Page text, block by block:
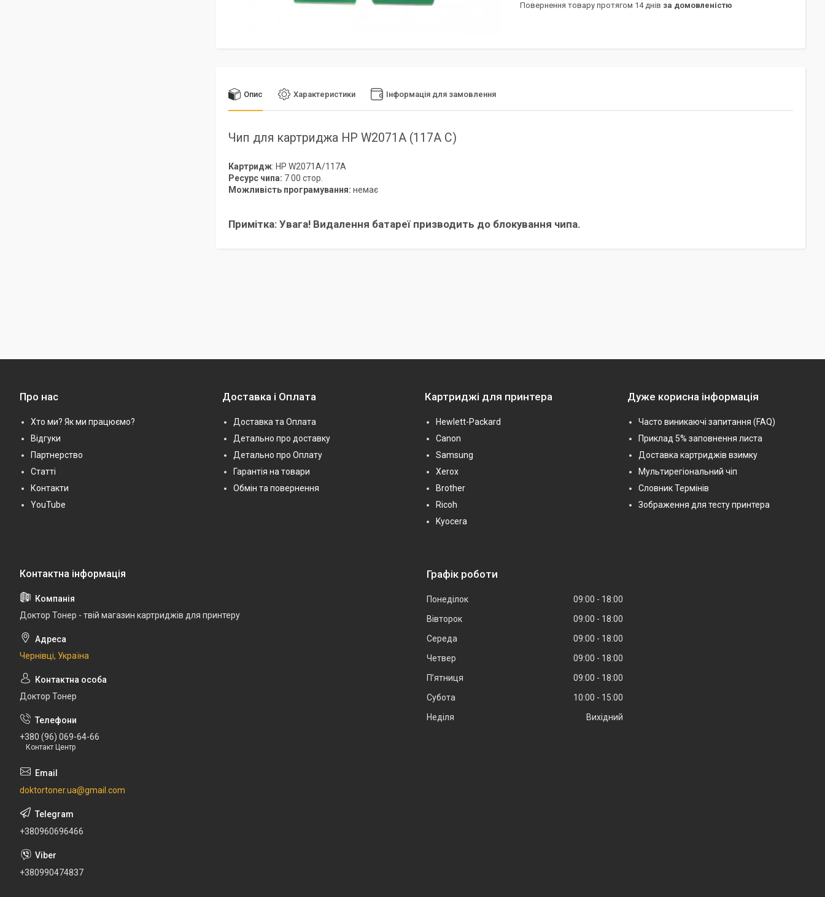
повернення товару протягом 14 днів за домовленістю
Опис Характеристики Інформація для замовлення
Чип для картриджа HP W2071A (117A С)
Картридж: HP W2071A/117A
Ресурс чипа: 7 00 стор.
Можливість програмування: немає
Примітка: Увага! Видалення батареї призводить до блокування чипа.
Про нас
Хто ми? Як ми працюємо?
Відгуки
Партнерство
Статті
Контакти
YouTube
Доставка і Оплата
Доставка та Оплата
Детально про доставку
Детально про Оплату
Гарантія на товари
Обмін та повернення
Картриджі для принтера
Hewlett-Packard
Canon
Samsung
Xerox
Brother
Ricoh
Kyocera
Дуже корисна інформація
Часто виникаючі запитання (FAQ)
Приклад 5% заповнення листа
Доставка картриджів взимку
Мультирегіональний чіп
Словник Термінів
Зображення для тесту принтера
Доктор Тонер - твій магазин картриджів для принтеру
Чернівці, Україна
Доктор Тонер
+380 (96) 069-64-66
Контакт Центр
doktortoner.ua@gmail.com
+380960696466
+380990474837
Графік роботи
Понеділок 09:00
18:00
Вівторок
09:00
18:00
Середа
09:00
18:00
Четвер
09:00
18:00
Пʼятниця
09:00
18:00
Субота
10:00
15:00
Неділя
Вихідний